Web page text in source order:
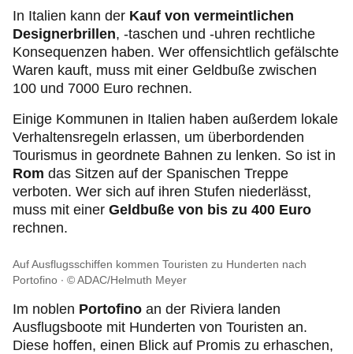
In Italien kann der Kauf von vermeintlichen
Designerbrillen, -taschen und -uhren rechtliche
Konsequenzen haben. Wer offensichtlich gefälschte
Waren kauft, muss mit einer Geldbuße zwischen
100 und 7000 Euro rechnen.
Einige Kommunen in Italien haben außerdem lokale
Verhaltensregeln erlassen, um überbordenden
Tourismus in geordnete Bahnen zu lenken. So ist in
Rom das Sitzen auf der Spanischen Treppe
verboten. Wer sich auf ihren Stufen niederlässt,
muss mit einer Geldbuße von bis zu 400 Euro
rechnen.
Auf Ausflugsschiffen kommen Touristen zu Hunderten nach
Portofino
© ADAC/Helmuth Meyer
Im noblen Portofino an der Riviera landen
Ausflugsboote mit Hunderten von Touristen an.
Diese hoffen, einen Blick auf Promis zu erhaschen,